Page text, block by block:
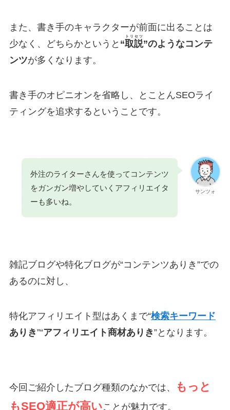
また、書き手のキャラクターが前面に出ることは
少なく、どちらかというと “取説
トリセツ
”のようなコンテ
ンツが多くなります。
書き手のオピニオンを省略し、とことんSEOライ
ティングを追求するということです。
サンツォ
外注のライターさんを使ってコンテンツ
をガンガン増やしていくアフィリエイタ
ーも多いね。
雑記ブログや特化ブログが“コンテンツありき”での
あるのに対し、
特化アフィリエイト型はあくまで“検索キーワード
ありき”“アフィリエイト商材ありき”となります。
今回ご紹介したブログ種類のなかでは、
もっと
もSEO適正が高いことが魅力です。